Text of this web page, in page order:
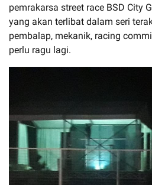
pemrakarsa street race BSD City
yang akan terlibat dalam seri
pembalap, mekanik, racing
perlu ragu lagi.